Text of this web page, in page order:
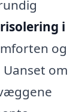
i
og
om